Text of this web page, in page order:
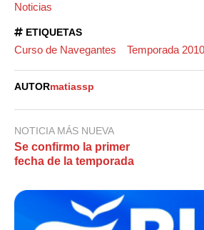
Noticias
ETIQUETAS
Curso de Navegantes Temporada 2010
AUTORmatiassp
NOTICIA MÁS NUEVA
Se confirmo la primer
fecha de la temporada